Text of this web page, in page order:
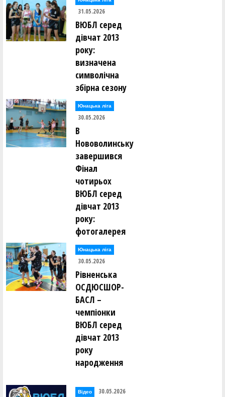
31.05.2026
ВЮБЛ серед
дівчат 2013
року:
визначена
символічна
збірна сезону
Юнацька ліга
30.05.2026
В
Нововолинську
завершився
Фінал
чотирьох
ВЮБЛ серед
дівчат 2013
року:
фотогалерея
Юнацька ліга
30.05.2026
Рівненська
ОСДЮСШОР-
БАСЛ –
чемпіонки
ВЮБЛ серед
дівчат 2013
року
народження
Відео 30.05.2026